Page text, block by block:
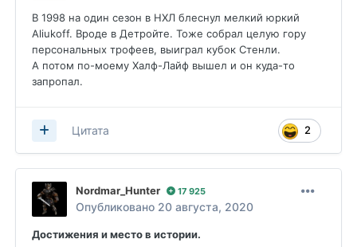
В 1998 на один сезон в НХЛ блеснул мелкий юркий
Aliukoff. Вроде в Детройте. Тоже собрал целую гору
персональных трофеев, выиграл кубок Стенли.
А потом по-моему Халф-Лайф вышел и он куда-то
запропал.
2
Цитата
Nordmar_Hunter 17 925
Опубликовано 20 августа, 2020
Достижения и место в истории.